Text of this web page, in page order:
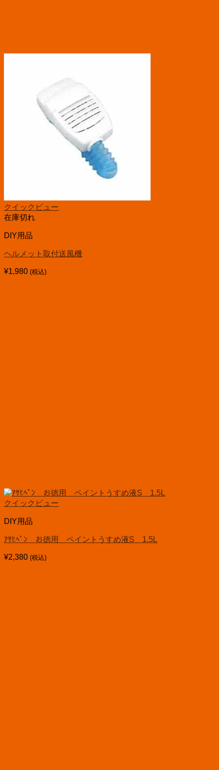
クイックビュー
在庫切れ
DIY用品
ヘルメット取付送風機
¥1,980 (税込)
クイックビュー
DIY用品
ｱｻﾋﾍﾟﾝ お徳用 ペイントうすめ液S 1.5L
¥2,380 (税込)